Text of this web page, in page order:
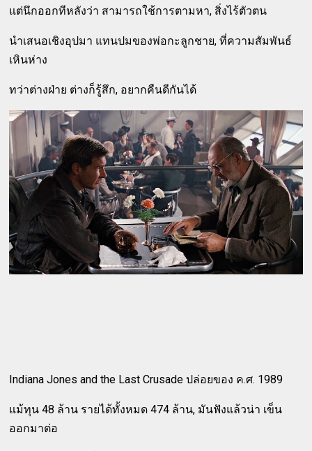
แต่นึกออกทีหลังว่า สามารถใช้การตามหา, สิ่งไร้ตัวตน
นำเสนอเชิงอุปมา แทนปมของพ่อกะลูกชาย, ที่ความสัมพันธ์
เหินห่าง
ทว่าต่างฝ่าย ต่างก็รู้สึก, อยากคืนดีกันได้
Indiana Jones and the Last Crusade ปล่อยของ ค.ศ. 1989
แม้ทุน 48 ล้าน รายได้ทั้งหมด 474 ล้าน, มันฟังแล้วน่า เข็น
ออกมาต่อ